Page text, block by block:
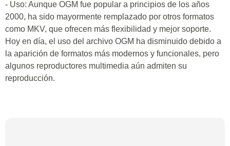
- Uso: Aunque OGM fue popular a principios de los años
2000, ha sido mayormente remplazado por otros formatos
como MKV, que ofrecen más flexibilidad y mejor soporte.
Hoy en día, el uso del archivo OGM ha disminuido debido a
la aparición de formatos más modernos y funcionales, pero
algunos reproductores multimedia aún admiten su
reproducción.